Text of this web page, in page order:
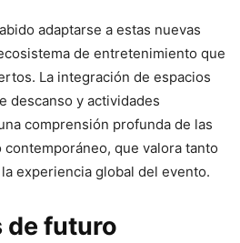
adaptarse a estas nuevas
de entretenimiento que
La integración de espacios
descanso y actividades
comprensión profunda de las
que valora tanto
experiencia global del evento.
de futuro